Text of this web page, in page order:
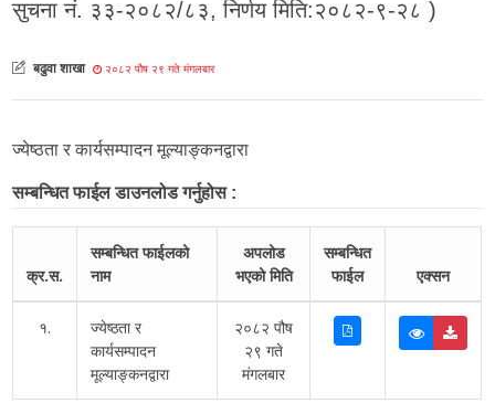
सुचना नं. ३३-२०८२/८३, निर्णय मिति:२०८२-९-२८ )
बढुवा शाखा २०८२ पौष २९ गते मंगलबार
ज्येष्ठता र कार्यसम्पादन मूल्याङ्कनद्वारा
सम्बन्धित फाईल डाउनलोड गर्नुहोस :
क्र.स.
सम्बन्धित फाईलको
नाम
अपलोड
भएको मिति
सम्बन्धित
फाईल
एक्सन
१.
ज्येष्ठता र
कार्यसम्पादन
मूल्याङ्कनद्वारा
२०८२ पौष
२९ गते
मंगलबार